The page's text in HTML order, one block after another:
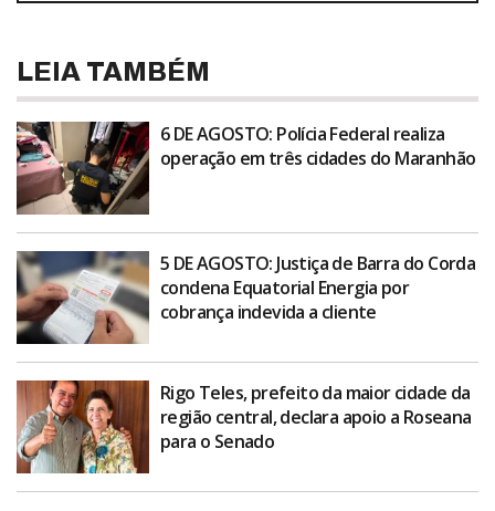
LEIA TAMBÉM
6 DE AGOSTO: Polícia Federal realiza
operação em três cidades do Maranhão
5 DE AGOSTO: Justiça de Barra do Corda
condena Equatorial Energia por
cobrança indevida a cliente
Rigo Teles, prefeito da maior cidade da
região central, declara apoio a Roseana
para o Senado